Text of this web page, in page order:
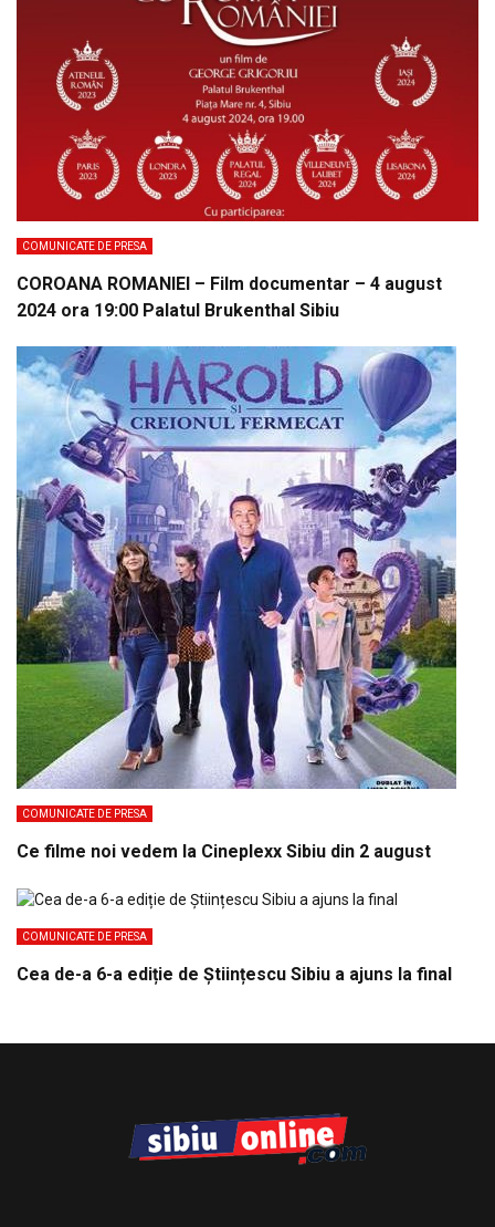
COMUNICATE DE PRESA
COROANA ROMANIEI – Film documentar – 4 august
2024 ora 19:00 Palatul Brukenthal Sibiu
COMUNICATE DE PRESA
Ce filme noi vedem la Cineplexx Sibiu din 2 august
COMUNICATE DE PRESA
Cea de-a 6-a ediție de Științescu Sibiu a ajuns la final